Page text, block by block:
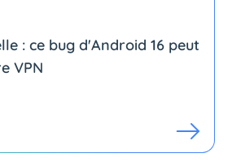
: ce bug d'Android 16 peut
VPN